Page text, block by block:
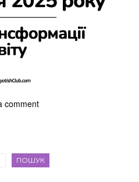
comment
ПОШУК